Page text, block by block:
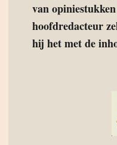
van
hoofdredacteur
hij het met de